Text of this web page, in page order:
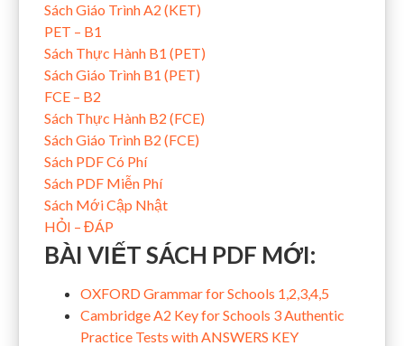
Sách Giáo Trình A2 (KET)
PET – B1
Sách Thực Hành B1 (PET)
Sách Giáo Trình B1 (PET)
FCE – B2
Sách Thực Hành B2 (FCE)
Sách Giáo Trình B2 (FCE)
Sách PDF Có Phí
Sách PDF Miễn Phí
Sách Mới Cập Nhật
HỎI – ĐÁP
BÀI VIẾT SÁCH PDF MỚI:
OXFORD Grammar for Schools 1,2,3,4,5
Cambridge A2 Key for Schools 3 Authentic
Practice Tests with ANSWERS KEY